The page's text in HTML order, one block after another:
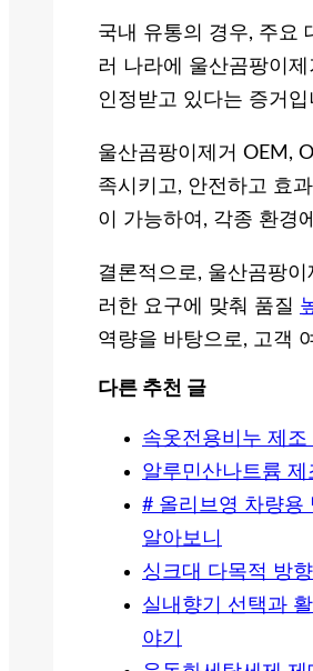
국내 유통의 경우, 주요
러 나라에 울산곰팡이
인정받고 있다는 증거입
울산곰팡이제거 OEM,
족시키고, 안전하고 효
이 가능하여, 각종 환경
결론적으로, 울산곰팡
러한 요구에 맞춰 품질
역량을 바탕으로, 고객
다른 추천 글
속옷전용비누 제조
알루민산나트륨
# 올리브영 차량용
알아보니
싱크대 다목적 방
실내향기 선택과
야기